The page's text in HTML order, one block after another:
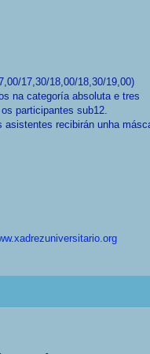
17,30/18,00/18,30/19,00)
na categoría absoluta e tres
participantes sub12.
asistentes recibirán unha